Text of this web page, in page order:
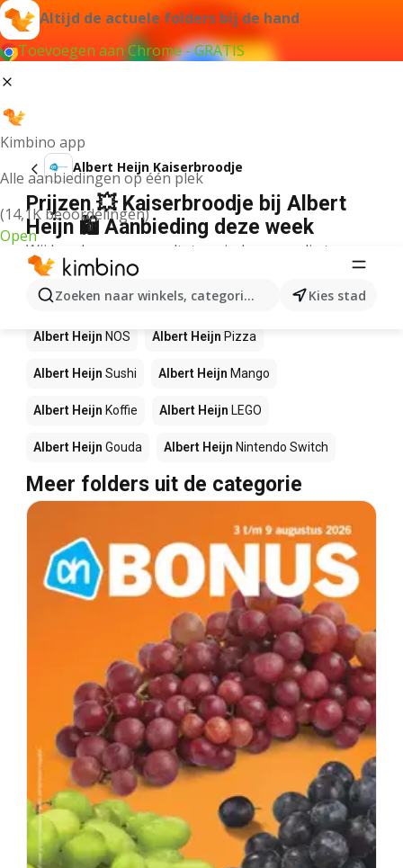
Altijd de actuele folders bij de hand
Toevoegen aan Chrome - GRATIS
Kimbino app
Alle aanbiedingen op één plek
(14,1K beoordelingen)
Open
Zoeken naar winkels, categorieën, producten...
Kies stad
Albert Heijn Kaiserbroodje
Prijzen 💥 Kaiserbroodje bij Albert
Heijn 🛍️ Aanbieding deze week
Wij konden geen resultaten vinden voor die term.
Andere producten in winkels Albert
Heijn
Albert Heijn NOS Albert Heijn Pizza
Albert Heijn Sushi Albert Heijn Mango
Albert Heijn Koffie Albert Heijn LEGO
Albert Heijn Gouda Albert Heijn Nintendo Switch
Meer folders uit de categorie